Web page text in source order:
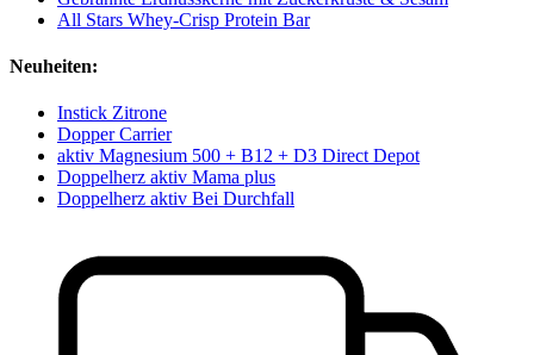
All Stars Whey-Crisp Protein Bar
Neuheiten:
Instick Zitrone
Dopper Carrier
aktiv Magnesium 500 + B12 + D3 Direct Depot
Doppelherz aktiv Mama plus
Doppelherz aktiv Bei Durchfall